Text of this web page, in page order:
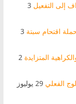
إلى التفعيل 3
اقتحام سبتة 3
المتزايدة 2
الفعلي
29 يوليوز